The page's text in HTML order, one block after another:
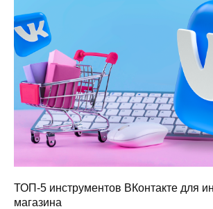
ТОП-5 инструментов ВКонтакте для
магазина